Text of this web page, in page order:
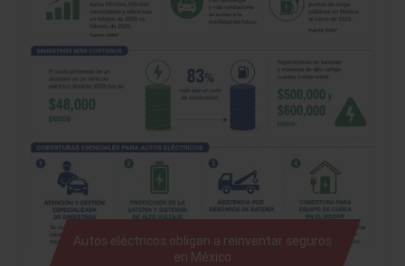
Autos eléctricos obligan a reinventar seguros
en México